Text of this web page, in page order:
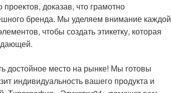
доказав, что грамотно
бренда. Мы уделяем внимание каждой
чтобы создать этикетку, которая
достойное место на рынке! Мы готовы
индивидуальность вашего продукта и